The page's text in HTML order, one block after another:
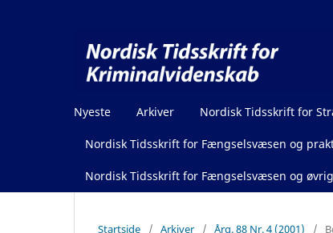
Nyeste Arkiver Nordisk Tidsskrift for
Nordisk Tidsskrift for Fængselsvæsen og
Nordisk Tidsskrift for Fængselsvæsen og
Startside / Arkiver / Årg. 88 Nr. 4 (2001) /